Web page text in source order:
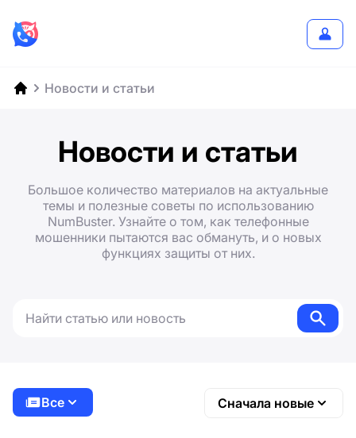
Новости и статьи
Новости и статьи
Большое количество материалов на актуальные
темы и полезные советы по использованию
NumBuster. Узнайте о том, как телефонные
мошенники пытаются вас обмануть, и о новых
функциях защиты от них.
Все Сначала новые